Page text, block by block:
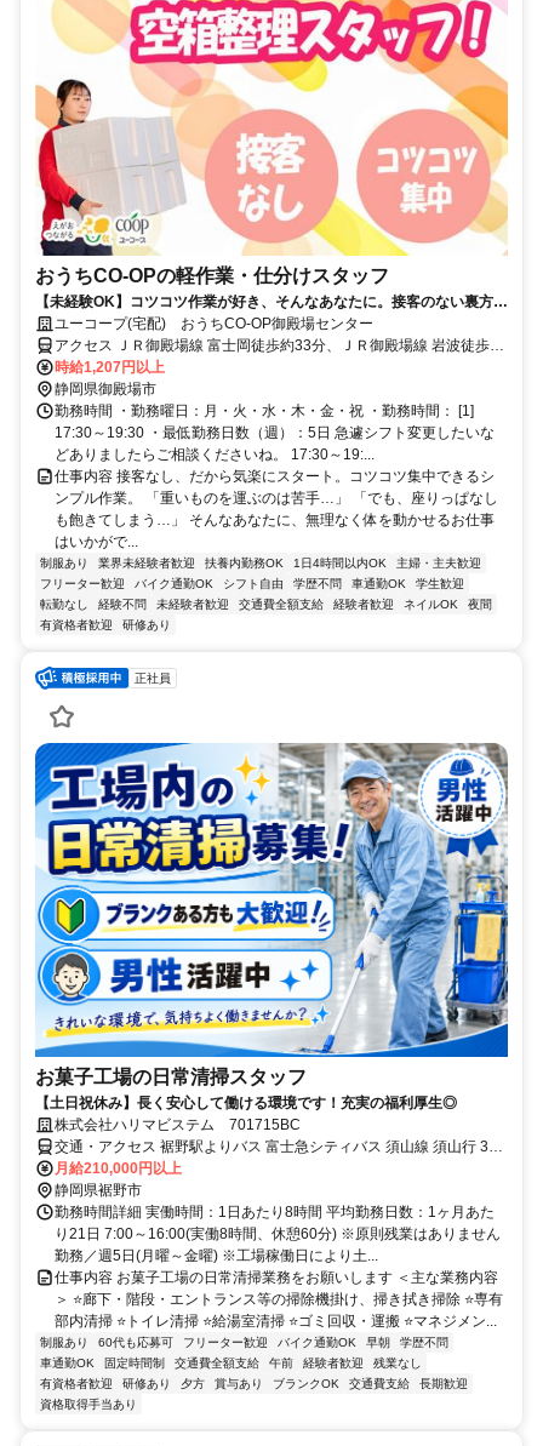
おうちCO-OPの軽作業・仕分けスタッフ
【未経験OK】コツコツ作業が好き、そんなあなたに。接客のない裏方ワ
ーク。ユーコープ(宅配) おうちCO-OP御殿場センター
アクセス ＪＲ御殿場線 富士岡徒歩約33分、ＪＲ御殿場線 岩波徒歩約
32分、ＪＲ御殿場線 南御殿場徒歩約65分
時給1,207円以上
静岡県御殿場市
勤務時間 ・勤務曜日：月・火・水・木・金・祝 ・勤務時間： [1]
17:30～19:30 ・最低勤務日数（週）：5日 急遽シフト変更したいな
どありましたらご相談くださいね。 17:30～19:...
仕事内容 接客なし、だから気楽にスタート。コツコツ集中できるシ
ンプル作業。 「重いものを運ぶのは苦手…」 「でも、座りっぱなし
も飽きてしまう…」 そんなあなたに、無理なく体を動かせるお仕事
はいかがで...
制服あり 業界未経験者歓迎 扶養内勤務OK 1日4時間以内OK
主婦・主夫歓迎
フリーター歓迎
バイク通勤OK シフト自由 学歴不問 車通勤OK
学生歓迎
転勤なし
経験不問 未経験者歓迎 交通費全額支給 経験者歓迎 ネイルOK
夜間
有資格者歓迎
研修あり
正社員
お菓子工場の日常清掃スタッフ
【土日祝休み】長く安心して働ける環境です！充実の福利厚生◎
株式会社ハリマビステム 701715BC
交通・アクセス 裾野駅よりバス 富士急シティバス 須山線 須山行 35
分 富士裾野工業団地入口下車
月給210,000円以上
静岡県裾野市
勤務時間詳細 実働時間：1日あたり8時間 平均勤務日数：1ヶ月あた
り21日 7:00～16:00(実働8時間、休憩60分) ※原則残業はありません
勤務／週5日(月曜～金曜) ※工場稼働日により土...
仕事内容 お菓子工場の日常清掃業務をお願いします ＜主な業務内容
＞ ⭐廊下・階段・エントランス等の掃除機掛け、掃き拭き掃除 ⭐専有
部内清掃 ⭐トイレ清掃 ⭐給湯室清掃 ⭐ゴミ回収・運搬 ⭐マネジメン...
制服あり 60代も応募可 フリーター歓迎 バイク通勤OK 早朝
学歴不問
車通勤OK
固定時間制 交通費全額支給 午前 経験者歓迎
残業なし
有資格者歓迎
研修あり 夕方 賞与あり ブランクOK 交通費支給
長期歓迎
資格取得手当あり